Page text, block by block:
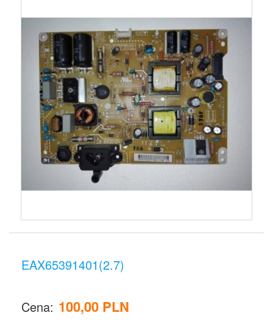
EAX65391401(2.7)
Cena: 100,00 PLN